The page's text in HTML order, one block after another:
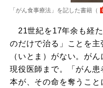
「がん食事療法」を記した書籍（
21世紀を17年余も経
のだけで治る」ことを
（いとま）がない。が
現役医師まで。「がん
本が、その命を奪うこ